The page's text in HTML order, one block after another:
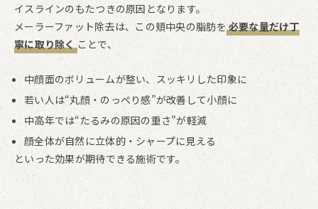
イスラインのもたつきの原因となります。
メーラーファット除去は、この頬中央の脂肪を 必要な量だけ丁
寧に取り除く ことで、
中顔面のボリュームが整い、スッキリした印象に
若い人は“丸顔・のっぺり感”が改善して小顔に
中高年では“たるみの原因の重さ”が軽減
顔全体が自然に立体的・シャープに見える
といった効果が期待できる施術です。